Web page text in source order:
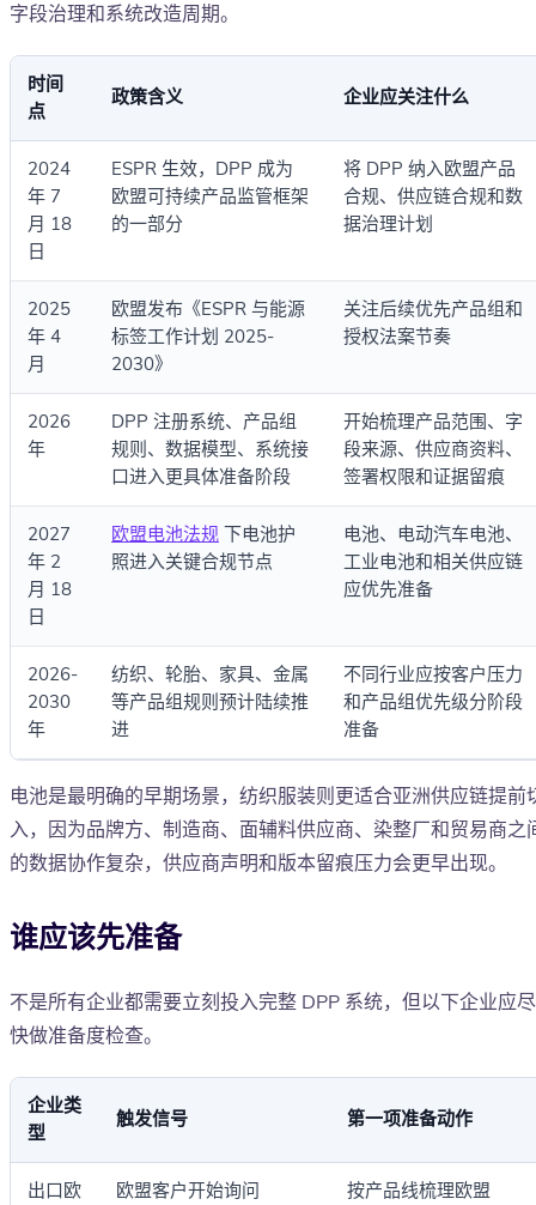
字段治理和系统改造周期。
时间
点
政策含义 企业应关注什么
2024
年 7
月 18
日
ESPR 生效，DPP 成为
欧盟可持续产品监管框架
的一部分
将 DPP 纳入欧盟产品
合规、供应链合规和数
据治理计划
2025
年 4
月
欧盟发布《ESPR 与能源
标签工作计划 2025-
2030》
关注后续优先产品组和
授权法案节奏
2026
年
DPP 注册系统、产品组
规则、数据模型、系统接
口进入更具体准备阶段
开始梳理产品范围、字
段来源、供应商资料、
签署权限和证据留痕
2027
年 2
月 18
日
欧盟电池法规 下电池护
照进入关键合规节点
电池、电动汽车电池、
工业电池和相关供应链
应优先准备
2026-
2030
年
纺织、轮胎、家具、金属
等产品组规则预计陆续推
进
不同行业应按客户压力
和产品组优先级分阶段
准备
电池是最明确的早期场景，纺织服装则更适合亚洲供应链提前
入，因为品牌方、制造商、面辅料供应商、染整厂和贸易商之
的数据协作复杂，供应商声明和版本留痕压力会更早出现。
谁应该先准备
不是所有企业都需要立刻投入完整 DPP 系统，但以下企业应尽
快做准备度检查。
企业类
型
触发信号 第一项准备动作
出口欧
欧盟客户开始询问
按产品线梳理欧盟